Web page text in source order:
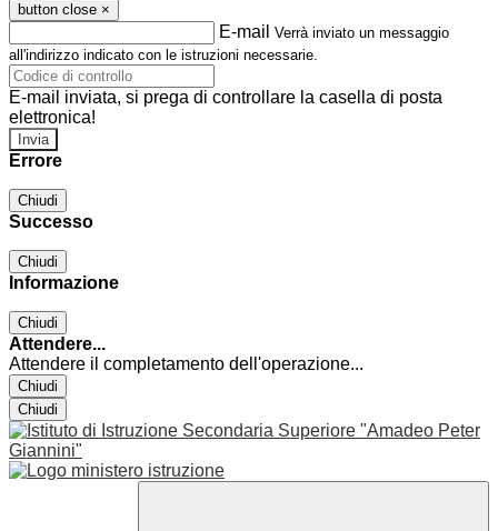
button close ×
E-mail Verrà inviato un messaggio
all'indirizzo indicato con le istruzioni necessarie.
E-mail inviata, si prega di controllare la casella di posta
elettronica!
Errore
Chiudi
Successo
Chiudi
Informazione
Chiudi
Attendere...
Attendere il completamento dell'operazione...
Chiudi
Chiudi